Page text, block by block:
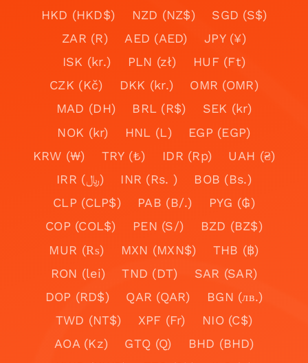
HKD (HKD$)
NZD (NZ$)
SGD (S$)
ZAR (R)
AED (AED)
JPY (¥)
ISK (kr.)
PLN (zł)
HUF (Ft)
CZK (Kč)
DKK (kr.)
OMR (OMR)
MAD (DH)
BRL (R$)
SEK (kr)
NOK (kr)
HNL (L)
EGP (EGP)
KRW (₩)
TRY (₺) IDR (Rp)
UAH (₴)
IRR (﷼)
INR (Rs. )
BOB (Bs.)
CLP (CLP$)
PAB (B/.)
PYG (₲)
COP (COL$)
PEN (S/)
BZD (BZ$)
MUR (₨)
MXN (MXN$)
THB (฿)
RON (lei)
TND (DT)
SAR (SAR)
DOP (RD$)
QAR (QAR)
BGN (лв.)
TWD (NT$)
XPF (Fr)
NIO (C$)
AOA (Kz)
GTQ (Q)
BHD (BHD)